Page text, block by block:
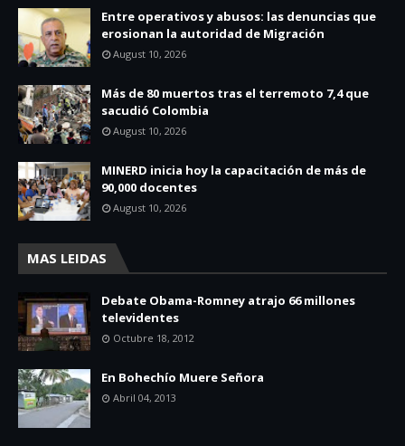
Entre operativos y abusos: las denuncias que
erosionan la autoridad de Migración
August 10, 2026
Más de 80 muertos tras el terremoto 7,4 que
sacudió Colombia
August 10, 2026
MINERD inicia hoy la capacitación de más de
90,000 docentes
August 10, 2026
MAS LEIDAS
Debate Obama-Romney atrajo 66 millones
televidentes
Octubre 18, 2012
En Bohechío Muere Señora
Abril 04, 2013